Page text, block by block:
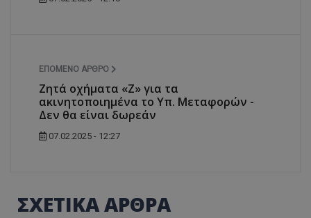
ΕΠΌΜΕΝΟ ΆΡΘΡΟ
Ζητά οχήματα «Z» για τα
ακινητοποιημένα το Υπ. Μεταφορών -
Δεν θα είναι δωρεάν
07.02.2025 - 12:27
ΣΧΕΤΙΚΑ ΑΡΘΡΑ